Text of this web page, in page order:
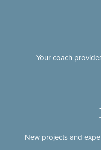
Your coach
New projects and